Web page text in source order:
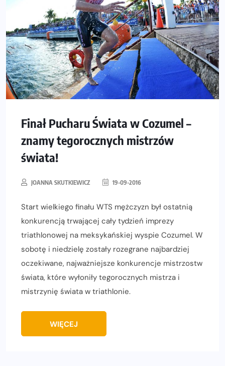
Finał Pucharu Świata w Cozumel –
znamy tegorocznych mistrzów
świata!
JOANNA SKUTKIEWICZ 19-09-2016
Start wielkiego finału WTS mężczyzn był ostatnią
konkurencją trwającej cały tydzień imprezy
triathlonowej na meksykańskiej wyspie Cozumel. W
sobotę i niedzielę zostały rozegrane najbardziej
oczekiwane, najważniejsze konkurencje mistrzostw
świata, które wyłoniły tegorocznych mistrza i
mistrzynię świata w triathlonie.
WIĘCEJ